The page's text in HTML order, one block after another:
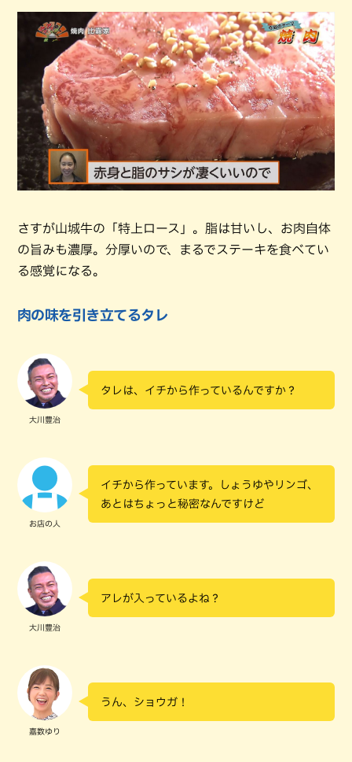
さすが山城牛の「特上ロース」。脂は甘いし、お肉自体
の旨みも濃厚。分厚いので、まるでステーキを食べてい
る感覚になる。
肉の味を引き立てるタレ
大川豊治
タレは、イチから作っているんですか？
お店の人
イチから作っています。しょうゆやリンゴ、
あとはちょっと秘密なんですけど
大川豊治
アレが入っているよね？
嘉数ゆり
うん、ショウガ！